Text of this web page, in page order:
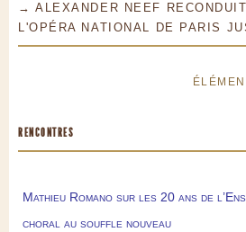
→ ALEXANDER NEEF
L'OPÉRA NATIONAL DE PARIS
RENCONTRES
Mathieu Romano sur les 20 ans de
choral au souffle nouveau